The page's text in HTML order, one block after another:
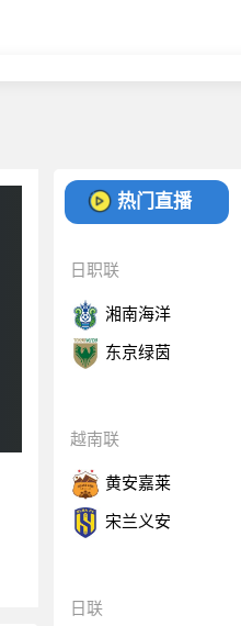
热门直播
日职联
湘南海洋
东京绿茵
越南联
黄安嘉莱
宋兰义安
日联